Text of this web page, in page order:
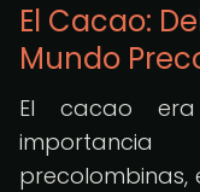
El Cacao:
Mundo
El cacao
precolombinas,